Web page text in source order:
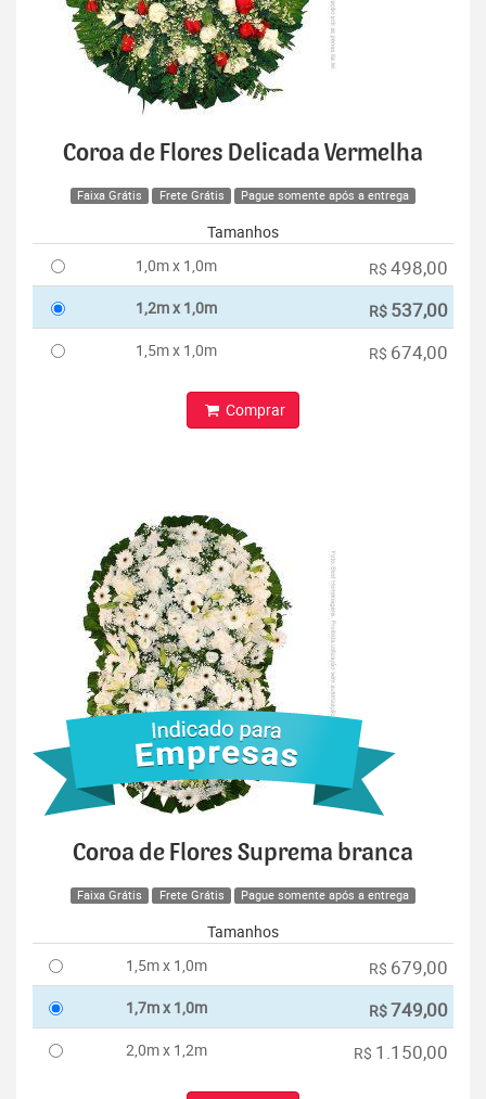
Coroa de Flores Delicada Vermelha
Faixa Grátis Frete Grátis Pague somente após a entrega
Tamanhos
1,0m x 1,0m
R$ 498,00
1,2m x 1,0m R$ 537,00
1,5m x 1,0m R$ 674,00
Comprar
Coroa de Flores Suprema branca
Faixa Grátis Frete Grátis Pague somente após a entrega
Tamanhos
1,5m x 1,0m
R$ 679,00
1,7m x 1,0m R$749,00
2,0m x 1,2m R$ 1.150,00